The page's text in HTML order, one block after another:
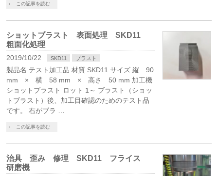
この記事を読む
ショットブラスト 表面処理 SKD11
粗面化処理
2019/10/22 SKD11 ブラスト
製品名 テスト加工品 材質 SKD11 サイズ 縦 90
mm × 横 58 mm × 高さ 50 mm 加工機
ショットブラスト ロット 1～ ブラスト（ショッ
トブラスト）後、加工目確認のためのテスト品
です。 右がブラ …
この記事を読む
治具 歪み 修理 SKD11 フライス
研磨機